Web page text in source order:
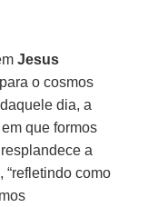
Jesus
o cosmos
dia, a
que formos
a
“refletindo como